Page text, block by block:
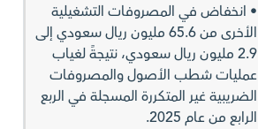
• انخفاض في المصروفات التشغيلية
الأخرى من 65.6 مليون ريال سعودي إلى
2.9 مليون ريال سعودي، نتيجةً لغياب
عمليات شطب الأصول والمصروفات
الضريبية غير المتكررة المسجلة في الربع
الرابع من عام 2025.